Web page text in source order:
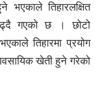
तिहारलक्षित
गएको छ । छोटो
तिहारमा प्रयोग
खेती हुने गरेको